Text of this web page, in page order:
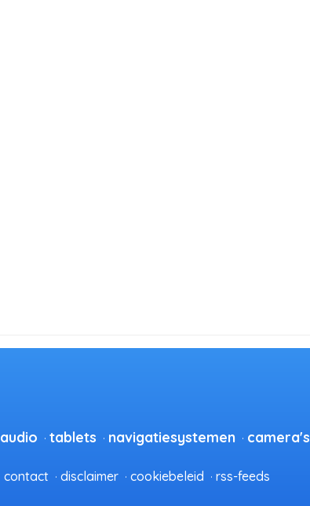
audio tablets navigatiesystemen camera's
contact disclaimer cookiebeleid rss-feeds